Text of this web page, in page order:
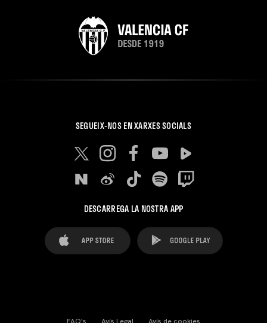
SEGUEIX-NOS EN XARXES SOCIALS
DESCARREGA LA NOSTRA APP